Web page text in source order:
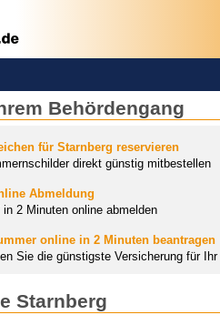
Behördengang
für Starnberg reservieren
direkt günstig mitbestellen
Abmeldung
2 Minuten online abmelden
online in 2 Minuten beantragen
Sie die günstigste Versicherung für
Starnberg